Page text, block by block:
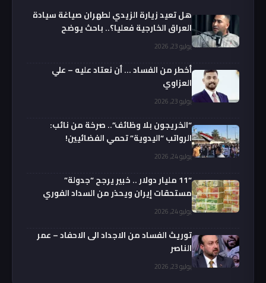
هل تعيد زيارة الزيدي لطهران صياغة سيادة
العراق الخارجية فعليا؟.. باحث يوضح
يوليو 23, 2026
أخطر من الفساد … أن نعتاد عليه – علي
العزاوي
يوليو 23, 2026
“الخريجون بلا وظائف”.. صرخة من نائب:
الرواتب “اليدوية” تحمي الفضائيين!
يوليو 24, 2026
“11 مليار دولار .. خبير يرجح “جدولة”
مستحقات إيران ويحذر من السداد الفوري
يوليو 24, 2026
توريث الفساد من الاجداد الى الاحفاد – عمر
الناصر
يوليو 23, 2026